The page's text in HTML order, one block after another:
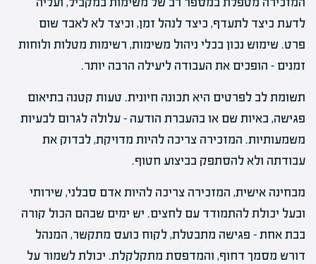
לדעת כיצד לתעדף, כיצד לנהל זמן, וכיצד לא לאבד שום
פרט. שימוש נכון בכלי ניהול משימות, רשימות מטלות ולוחות
זמנים – הופכים את העבודה ליעילה הרבה יותר.
תשומת לב לפרטים היא תכונה חיונית. טעות קטנה בתיאום
פגישה, באיות שם או בהעברת הודעה – עלולה לגרום לבעיות
משמעותיות. המזכירה צריכה להיות מדויקת, לבדוק את
עבודתה ולא להסתפק בביצוע חטוף.
מבחינה אישית, המזכירה צריכה להיות אדם סבלני, שירותי
ובעל יכולת להתמודד עם לחצים. יש ימים שבהם הכול קורה
בבת אחת – פגישה מתבטלת, לקוח כועס מתקשר, המנהל
דורש מסמך דחוף, והמדפסת מתקלקלת. יכולת לשמור על